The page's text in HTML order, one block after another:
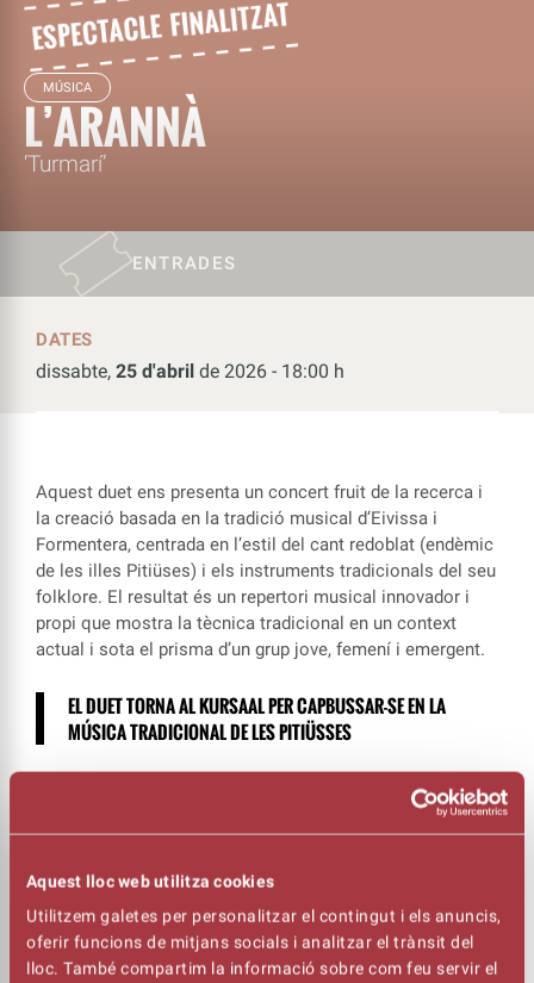
Aquest lloc web utilitza cookies
Utilitzem galetes per personalitzar el contingut i els anuncis,
oferir funcions de mitjans socials i analitzar el trànsit del
lloc. També compartim la informació sobre com feu servir el
MÚSICA
L’ARANNÀ
‘Turmarí’
ENTRADES
DATES
dissabte, 25 d'abril de 2026 - 18:00 h
Aquest duet ens presenta un concert fruit de la recerca i
la creació basada en la tradició musical d’Eivissa i
Formentera, centrada en l’estil del cant redoblat (endèmic
de les illes Pitiüses) i els instruments tradicionals del seu
folklore. El resultat és un repertori musical innovador i
propi que mostra la tècnica tradicional en un context
actual i sota el prisma d’un grup jove, femení i emergent.
EL DUET TORNA AL KURSAAL PER CAPBUSSAR-SE EN LA
MÚSICA TRADICIONAL DE LES PITIÜSSES
Entre glosses i cants redoblats, alguns rescatats d’arxius
sonors i altres de creació pròpia, el grup eivissenc-català
traça un relat que ressegueix la realitat i les arrels de
somniat per tanta gent.
Un concert preciós que va exhaurir les entrades en la
darrera edició de la Fira Mediterrània de Manresa.